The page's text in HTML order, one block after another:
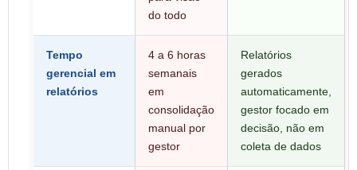
do todo
Tempo
gerencial em
relatórios
4 a 6 horas
semanais
em
consolidação
manual por
gestor
Relatórios
gerados
automaticamente,
gestor focado em
decisão, não em
coleta de dados